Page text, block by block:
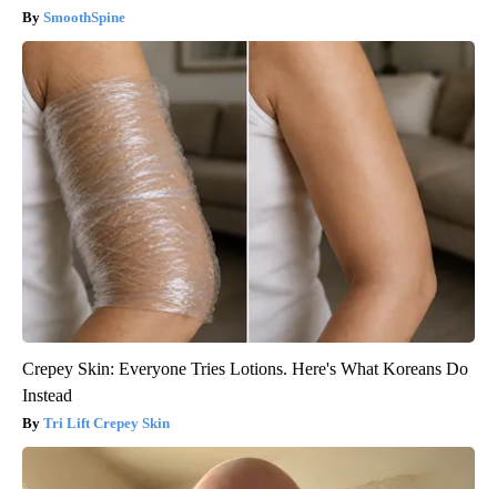
SmoothSpine
Crepey Skin: Everyone Tries Lotions. Here's What Koreans Do
Instead
Tri Lift Crepey Skin